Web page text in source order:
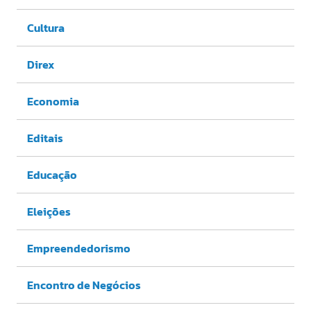
Cultura
Direx
Economia
Editais
Educação
Eleições
Empreendedorismo
Encontro de Negócios